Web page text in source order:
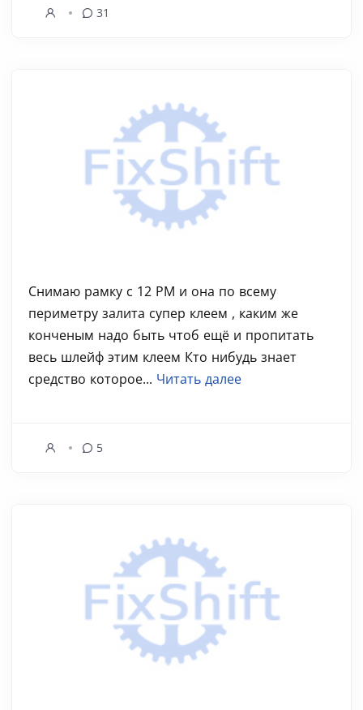
31
Снимаю рамку с 12 РМ и она по всему
периметру залита супер клеем , каким же
конченым надо быть чтоб ещё и пропитать
весь шлейф этим клеем Кто нибудь знает
средство которое... Читать далее
5